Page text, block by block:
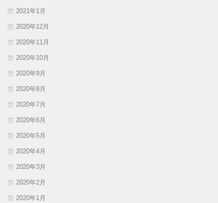
2021年1月
2020年12月
2020年11月
2020年10月
2020年9月
2020年8月
2020年7月
2020年6月
2020年5月
2020年4月
2020年3月
2020年2月
2020年1月